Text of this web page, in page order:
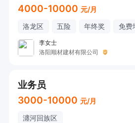
4000-10000 元/月
洛龙区 五险 年终奖 免费
李女士
洛阳顺材建材有限公司
业务员
3000-10000 元/月
瀍河回族区